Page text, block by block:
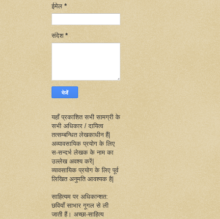
ईमेल *
संदेश *
यहाँ प्रकाशित सभी सामग्री के
सभी अधिकार / दायित्व
तत्सम्बन्धित लेखकाधीन हैं|
अव्यावसायिक प्रयोग के लिए
स-सन्दर्भ लेखक के नाम का
उल्लेख अवश्य करें|
व्यावसायिक प्रयोग के लिए पूर्व
लिखित अनुमति आवश्यक है|
साहित्यम पर अधिकान्शत:
छवियाँ साभार गूगल से ली
जाती हैं। अच्छा-साहित्य